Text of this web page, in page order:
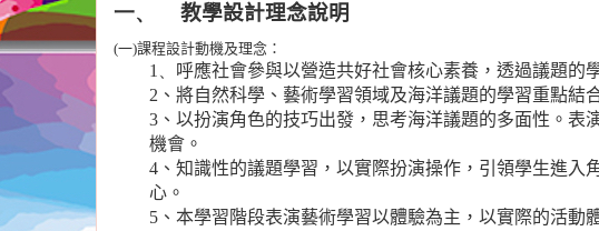
一、
教學設計理念說明
(一)課程設計動機及理念：
1、
呼應社會參與以營造共好社會核心素養，透過議題的
2 、將自然科學、藝術學習領域及海洋議題的學習重點結
3、以扮演角色的技巧出發，思考海洋議題的多面性。表
機會。
4、知識性的議題學習，以實際扮演操作，引領學生進入
心。
5、本學習階段表演藝術學習以體驗為主，以實際的活動